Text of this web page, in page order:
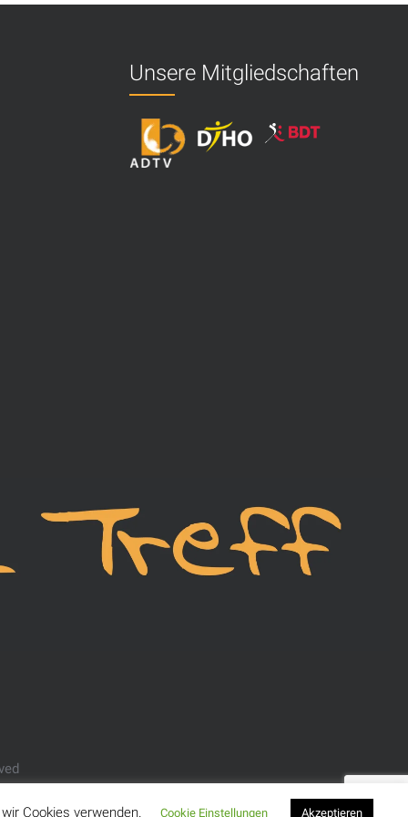
Unsere Mitgliedschaften
Cookies verwenden. Cookie Einstellungen Akzeptieren